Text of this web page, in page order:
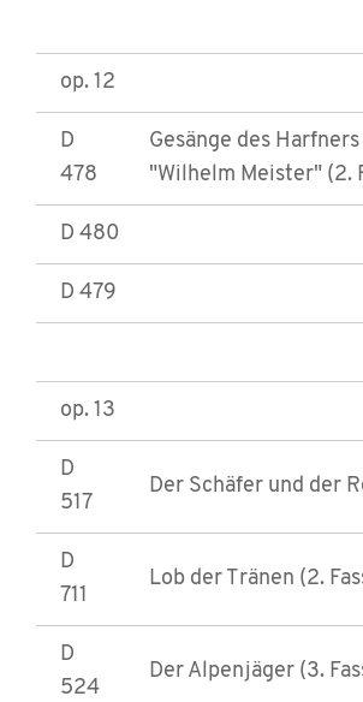
op. 12
D
478
Gesänge des Harfners
"Wilhelm Meister" (2.
D 480
D 479
op. 13
D
517
Der Schäfer und der
D
711
Lob der Tränen (2.
D
524
Der Alpenjäger (3.